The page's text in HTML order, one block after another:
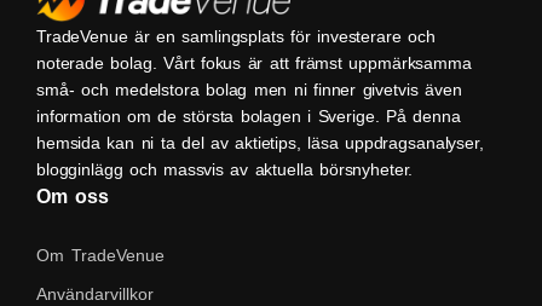
TradeVenue är en samlingsplats för investerare och
noterade bolag. Vårt fokus är att främst uppmärksamma
små- och medelstora bolag men ni finner givetvis även
information om de största bolagen i Sverige. På denna
hemsida kan ni ta del av aktietips, läsa uppdragsanalyser,
blogginlägg och massvis av aktuella börsnyheter.
Om oss
Om TradeVenue
Användarvillkor